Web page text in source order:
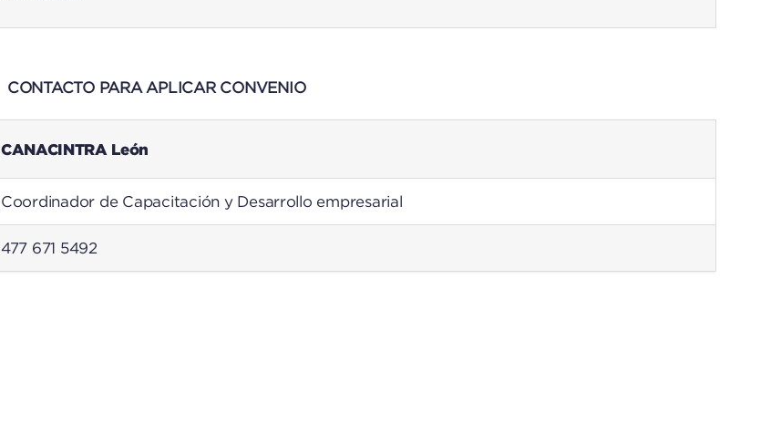
CONTACTO PARA APLICAR CONVENIO
CANACINTRA León
Coordinador de Capacitación y Desarrollo empresarial
477 671 5492